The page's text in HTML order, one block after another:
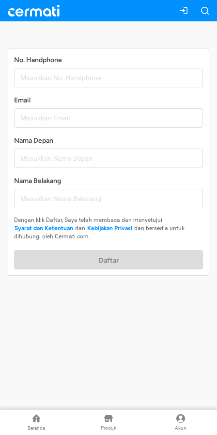
Beranda Produk Akun
No. Handphone
Email
Nama Depan
Nama Belakang
Dengan klik Daftar, Saya telah membaca dan menyetujui
Syarat dan Ketentuan dan Kebijakan Privasi dan bersedia untuk
dihubungi oleh Cermati.com.
Daftar